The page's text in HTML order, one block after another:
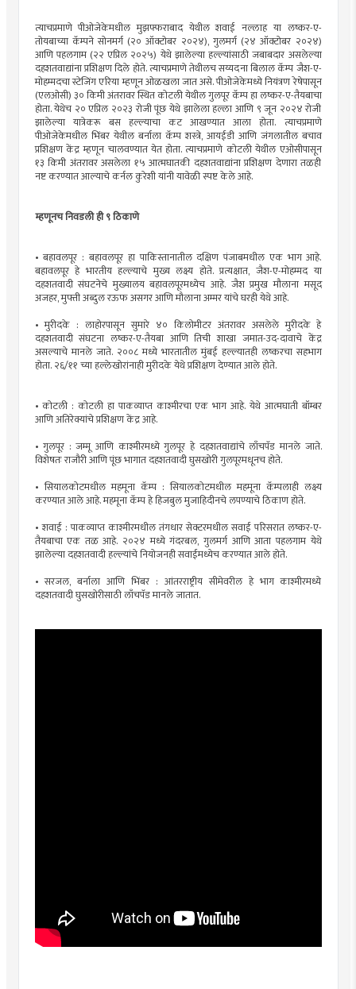
त्याचप्रमाणे पीओजेकेमधील मुझफ्फराबाद येथील शवाई नल्लाह या लष्कर-ए-
तोयबाच्या कॅम्पने सोनमर्ग (२० ऑक्टोबर २०२४), गुलमर्ग (२४ ऑक्टोबर २०२४)
आणि पहलगाम (२२ एप्रिल २०२५) येथे झालेल्या हल्ल्यांसाठी जबाबदार असलेल्या
दहशतवाद्यांना प्रशिक्षण दिले होते. त्याचप्रमाणे तेथीलच सय्यदना बिलाल कॅम्प जैश-ए-
मोहम्मदचा स्टेजिंग एरिया म्हणून ओळखला जात असे. पीओजेकेमध्ये नियंत्रण रेषेपासून
(एलओसी) ३० किमी अंतरावर स्थित कोटली येथील गुलपूर कॅम्प हा लष्कर-ए-तैयबाचा
होता. येथेच २० एप्रिल २०२३ रोजी पूंछ येथे झालेला हल्ला आणि ९ जून २०२४ रोजी
झालेल्या यात्रेकरू बस हल्ल्याचा कट आखण्यात आला होता. त्याचप्रमाणे
पीओजेकेमधील भिंबर येथील बर्नाला कॅम्प शस्त्रे, आयईडी आणि जंगलातील बचाव
प्रशिक्षण केंद्र म्हणून चालवण्यात येत होता. त्याचप्रमाणे कोटली येथील एओसीपासून
१३ किमी अंतरावर असलेला १५ आत्मघातकी दहशतवाद्यांना प्रशिक्षण देणारा तळही
नष्ट करण्यात आल्याचे कर्नल कुरेशी यांनी यावेळी स्पष्ट केले आहे.
म्हणूनच निवडली ही ९ ठिकाणे
• बहावलपूर : बहावलपूर हा पाकिस्तानातील दक्षिण पंजाबमधील एक भाग आहे.
बहावलपूर हे भारतीय हल्ल्याचे मुख्य लक्ष्य होते. प्रत्यक्षात, जैश-ए-मोहम्मद या
दहशतवादी संघटनेचे मुख्यालय बहावलपूरमध्येच आहे. जैश प्रमुख मौलाना मसूद
अजहर, मुफ्ती अब्दुल रऊफ असगर आणि मौलाना अम्मर यांचे घरही येथे आहे.
• मुरीदके : लाहोरपासून सुमारे ४० किलोमीटर अंतरावर असलेले मुरीदके हे
दहशतवादी संघटना लष्कर-ए-तैयबा आणि तिची शाखा जमात-उद-दावाचे केंद्र
असल्याचे मानले जाते. २००८ मध्ये भारतातील मुंबई हल्ल्यातही लष्करचा सहभाग
होता. २६/११ च्या हल्लेखोरांनाही मुरीदके येथे प्रशिक्षण देण्यात आले होते.
• कोटली : कोटली हा पाकव्याप्त काश्मीरचा एक भाग आहे. येथे आत्मघाती बॉम्बर
आणि अतिरेक्यांचे प्रशिक्षण केंद्र आहे.
• गुलपूर : जम्मू आणि काश्मीरमध्ये गुलपूर हे दहशतवाद्यांचे लाँचपॅड मानले जाते.
विशेषतः राजौरी आणि पूंछ भागात दहशतवादी घुसखोरी गुलपूरमधूनच होते.
• सियालकोटमधील महमूना कॅम्प : सियालकोटमधील महमूना कॅम्पलाही लक्ष्य
करण्यात आले आहे. महमूना कॅम्प हे हिजबुल मुजाहिदीनचे लपण्याचे ठिकाण होते.
• शवाई : पाकव्याप्त काश्मीरमधील तंगधार सेक्टरमधील सवाई परिसरात लष्कर-ए-
तैयबाचा एक तळ आहे. २०२४ मध्ये गंदरबल, गुलमर्ग आणि आता पहलगाम येथे
झालेल्या दहशतवादी हल्ल्यांचे नियोजनही सवाईमध्येच करण्यात आले होते.
• सरजल, बर्नाला आणि भिंबर : आंतरराष्ट्रीय सीमेवरील हे भाग काश्मीरमध्ये
दहशतवादी घुसखोरीसाठी लाँचपॅड मानले जातात.